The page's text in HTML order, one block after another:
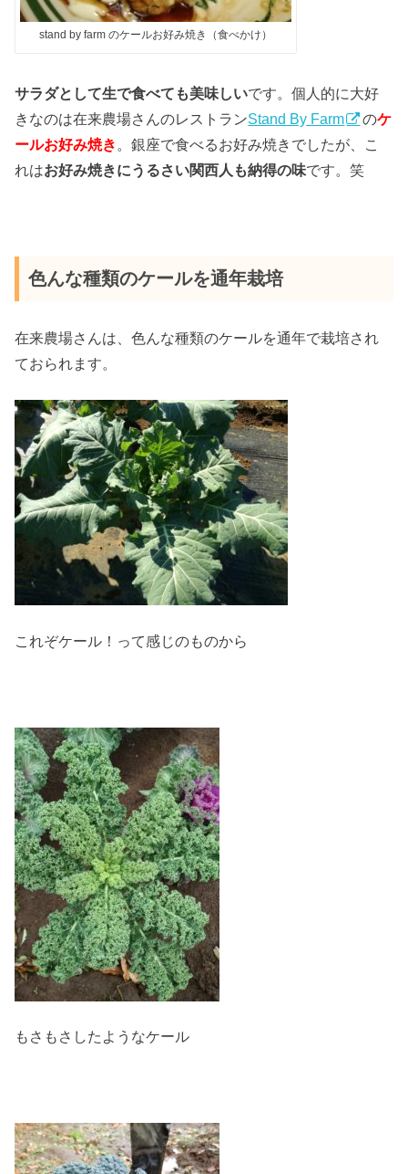
stand by farm のケールお好み焼き（食べかけ）
サラダとして生で食べても美味しいです。個人的に大好
きなのは在来農場さんのレストランStand By Farm のケ
ールお好み焼き 。銀座で食べるお好み焼きでしたが、こ
れはお好み焼きにうるさい関西人も納得の味です。笑
色んな種類のケールを通年栽培
在来農場さんは、色んな種類のケールを通年で栽培され
ておられます。
これぞケール！って感じのものから
もさもさしたようなケール